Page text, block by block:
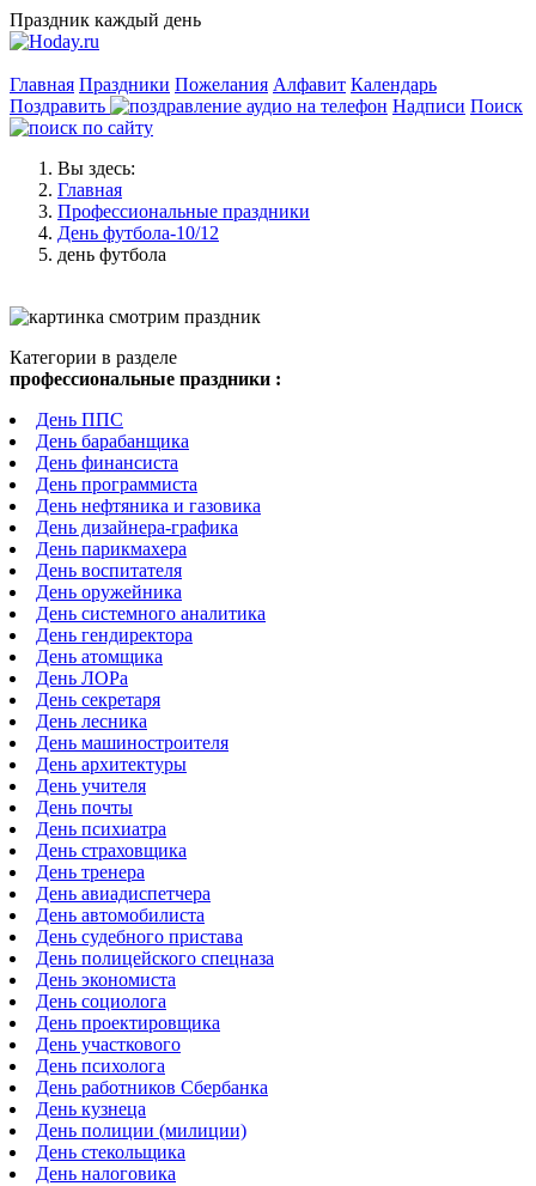
Праздник каждый день
Главная Праздники Пожелания Алфавит Календарь
Поздравить
Надписи Поиск
Вы здесь:
Главная
Профессиональные праздники
День футбола-10/12
день футбола
Категории в разделе
профессиональные праздники :
День ППС
День барабанщика
День финансиста
День программиста
День нефтяника и газовика
День дизайнера-графика
День парикмахера
День воспитателя
День оружейника
День системного аналитика
День гендиректора
День атомщика
День ЛОРа
День секретаря
День лесника
День машиностроителя
День архитектуры
День учителя
День почты
День психиатра
День страховщика
День тренера
День авиадиспетчера
День автомобилиста
День судебного пристава
День полицейского спецназа
День экономиста
День социолога
День проектировщика
День участкового
День психолога
День работников Сбербанка
День кузнеца
День полиции (милиции)
День стекольщика
День налоговика